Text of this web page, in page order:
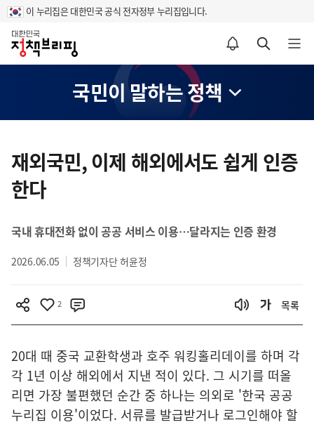
이 누리집은 대한민국 공식 전자정부 누리집입니다.
홈
알림설정 바로가기 검색 바로가기 메뉴 열기
국민이 말하는 정책
텐
츠
영
재외국민, 이제 해외에서도 쉽게 인증
한다
국내 휴대전화 없이 공공 서비스 이용…달라지는 인증 환경
2026.06.05 정책기자단 허윤정
2 목록
20대 때 중국 교환학생과 호주 워킹홀리데이를 하며 각
각 1년 이상 해외에서 지낸 적이 있다. 그 시기를 떠올
리면 가장 불편했던 순간 중 하나는 의외로 '한국 공공
누리집 이용'이었다. 서류를 발급받거나 로그인해야 할